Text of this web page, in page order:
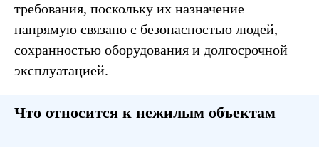
требования, поскольку их назначение
напрямую связано с безопасностью людей,
сохранностью оборудования и долгосрочной
эксплуатацией.
Что относится к нежилым объектам